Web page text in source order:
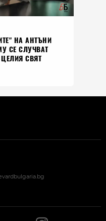
НА АНТЪНИ
СЕ СЛУЧВАТ
СВЯТ